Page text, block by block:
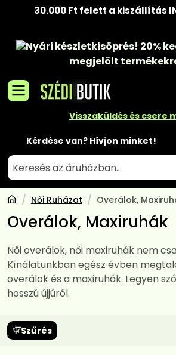
30.000 Ft felett a kiszállítás
Nyári készletkisöprés! 20%
megjelölt
Visszaküldés és csere
Kérdése van? Hívjon minket!
Női Ruházat Overálok,
Overálok, Maxiruhák
Női overálok, női maxiruhák nem
Kínálatunkban egész évben
overálok és a maxiruhák. Legyen
hosszú újjúról.
Szűrés